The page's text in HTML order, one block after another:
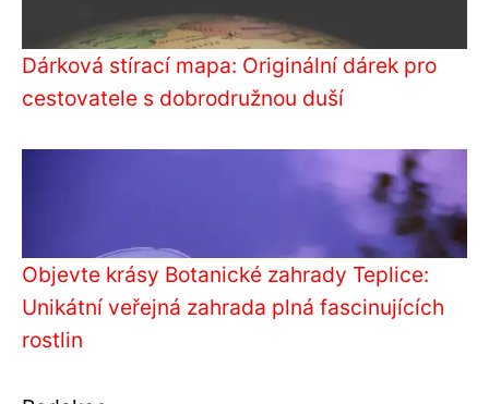
Dárková stírací mapa: Originální dárek pro
cestovatele s dobrodružnou duší
Objevte krásy Botanické zahrady Teplice:
Unikátní veřejná zahrada plná fascinujících
rostlin